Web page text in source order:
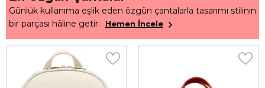
Günlük kullanıma eşlik eden özgün çantalarla tasarımı stilinin
bir parçası hâline getir.
Hemen İncele